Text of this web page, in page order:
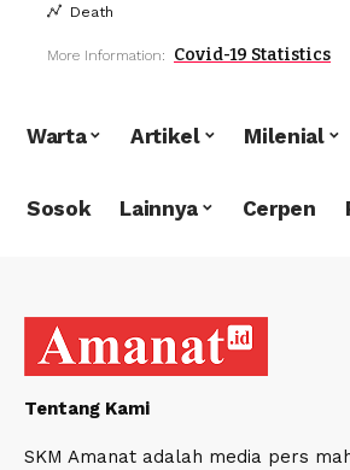
Death
More Information: Covid-19 Statistics
Warta Artikel Milenial
Sosok Lainnya Cerpen
Tentang Kami
SKM Amanat adalah media pers